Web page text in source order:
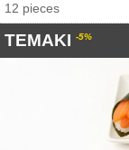
12 pieces
TEMAKI -5%